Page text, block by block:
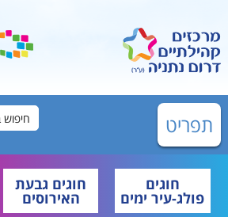
תפריט
חוגים
פולג-עיר ימים
חוגים גבעת
האירוסים